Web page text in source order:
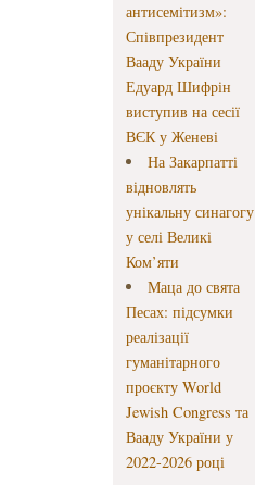
антисемітизм»:
Співпрезидент
Вааду України
Едуард Шифрін
виступив на сесії
ВЄК у Женеві
На Закарпатті
відновлять
унікальну синагогу
у селі Великі
Ком’яти
Маца до свята
Песах: підсумки
реалізації
гуманітарного
проєкту World
Jewish Congress та
Вааду України у
2022-2026 році